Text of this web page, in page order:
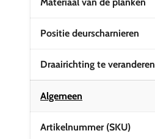
Positie deurscharnieren
Draairichting te veranderen
Algemeen
Artikelnummer (SKU)